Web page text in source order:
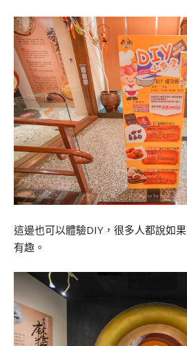
這邊也可以體驗DIY，很多人都說如
有趣。